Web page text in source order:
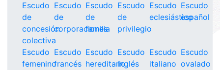
Escudo
de
concesión
colectiva
Escudo
de
corporaciones
Escudo
de
familia
Escudo
de
privilegio
Escudo
eclesiástico
Escudo
español
Escudo
femenino
Escudo
francés
Escudo
hereditario
Escudo
inglés
Escudo
italiano
Escudo
ovalado